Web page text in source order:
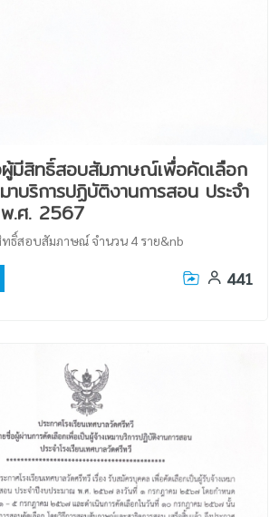
ผู้มีสิทธิ์สอบสัมภาษณ์เพื่อคัดเลือก
าบริการปฏิบัติงานการสอน ประจำ
.ศ. 2567
ธิ์สอบสัมภาษณ์ จำนวน 4 ราย&nb
441